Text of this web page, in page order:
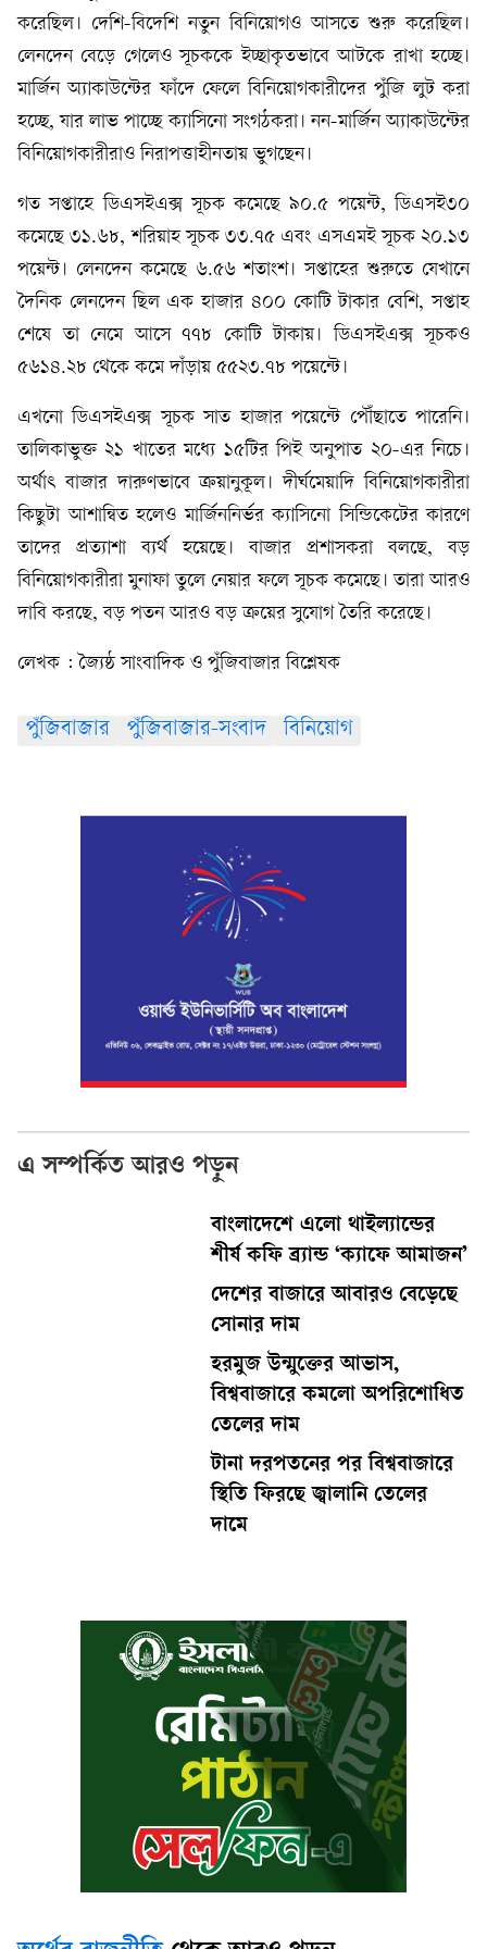
করেছিল। দেশি-বিদেশি নতুন বিনিয়োগও আসতে শুরু করেছিল।
লেনদেন বেড়ে গেলেও সূচককে ইচ্ছাকৃতভাবে আটকে রাখা হচ্ছে।
মার্জিন অ্যাকাউন্টের ফাঁদে ফেলে বিনিয়োগকারীদের পুঁজি লুট করা
হচ্ছে, যার লাভ পাচ্ছে ক্যাসিনো সংগঠকরা। নন-মার্জিন অ্যাকাউন্টের
বিনিয়োগকারীরাও নিরাপত্তাহীনতায় ভুগছেন।
গত সপ্তাহে ডিএসইএক্স সূচক কমেছে ৯০.৫ পয়েন্ট, ডিএসই৩০
কমেছে ৩১.৬৮, শরিয়াহ সূচক ৩৩.৭৫ এবং এসএমই সূচক ২০.১৩
পয়েন্ট। লেনদেন কমেছে ৬.৫৬ শতাংশ। সপ্তাহের শুরুতে যেখানে
দৈনিক লেনদেন ছিল এক হাজার ৪০০ কোটি টাকার বেশি, সপ্তাহ
শেষে তা নেমে আসে ৭৭৮ কোটি টাকায়। ডিএসইএক্স সূচকও
৫৬১৪.২৮ থেকে কমে দাঁড়ায় ৫৫২৩.৭৮ পয়েন্টে।
এখনো ডিএসইএক্স সূচক সাত হাজার পয়েন্টে পৌঁছাতে পারেনি।
তালিকাভুক্ত ২১ খাতের মধ্যে ১৫টির পিই অনুপাত ২০-এর নিচে।
অর্থাৎ বাজার দারুণভাবে ক্রয়ানুকূল। দীর্ঘমেয়াদি বিনিয়োগকারীরা
কিছুটা আশান্বিত হলেও মার্জিননির্ভর ক্যাসিনো সিন্ডিকেটের কারণে
তাদের প্রত্যাশা ব্যর্থ হয়েছে। বাজার প্রশাসকরা বলছে, বড়
বিনিয়োগকারীরা মুনাফা তুলে নেয়ার ফলে সূচক কমেছে। তারা আরও
দাবি করছে, বড় পতন আরও বড় ক্রয়ের সুযোগ তৈরি করেছে।
লেখক : জ‍্যৈষ্ঠ সাংবাদিক ও পুঁজিবাজার বিশ্লেষক
পুঁজিবাজার পুঁজিবাজার-সংবাদ বিনিয়োগ
এ সম্পর্কিত আরও পড়ুন
বাংলাদেশে এলো থাইল্যান্ডের
শীর্ষ কফি ব্র্যান্ড ‘ক্যাফে আমাজন’
দেশের বাজারে আবারও বেড়েছে
সোনার দাম
হরমুজ উন্মুক্তের আভাস,
বিশ্ববাজারে কমলো অপরিশোধিত
তেলের দাম
টানা দরপতনের পর বিশ্ববাজারে
স্থিতি ফিরছে জ্বালানি তেলের
দামে